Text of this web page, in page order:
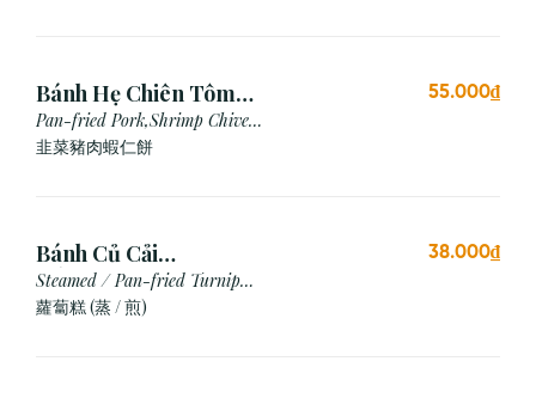
Bánh Hẹ Chiên Tôm
Thịt
Pan-fried Pork,Shrimp Chive
Cake
韭菜豬肉蝦仁餅
55.000₫
Bánh Củ Cải
Hấp/Chiên (3 viên)
Steamed / Pan-fried Turnip
Cake
蘿蔔糕 (蒸 / 煎)
38.000₫